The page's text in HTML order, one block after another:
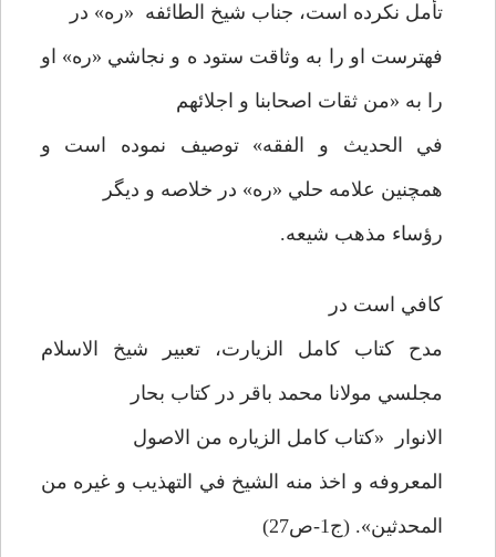
تأمل نکرده است، جناب شيخ الطائفه «ره» در
فهترست او را به وثاقت ستود ه و نجاشي «ره» او
را به «من ثقات اصحابنا و اجلائهم
في الحديث و الفقه» توصيف نموده است و
همچنين علامه حلي «ره» در خلاصه و ديگر
رؤساء مذهب شيعه.
کافي است در
مدح کتاب کامل الزيارت، تعبير شيخ الاسلام
مجلسي مولانا محمد باقر در کتاب بحار
الانوار «کتاب کامل الزياره من الاصول
المعروفه و اخذ منه الشيخ في التهذيب و غيره من
المحدثين». (ج1-ص27)